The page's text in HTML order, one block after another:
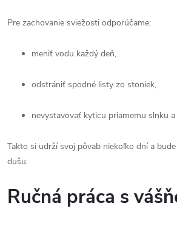
Pre zachovanie sviežosti odporúčame:
meniť vodu každý deň,
odstrániť spodné listy zo stoniek,
nevystavovať kyticu priamemu slnku
Takto si udrží svoj pôvab niekoľko dní a
dušu.
Ručná práca s